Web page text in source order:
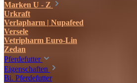
Marken U - Z
Urkraft
Verlapharm | Nupafeed
Versele
Vetripharm Euro-Lin
Zedan
Pferdefutter
Eigenschaften
Bi. Pferdefutter